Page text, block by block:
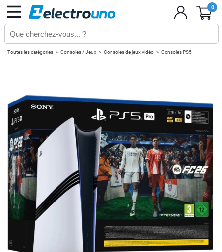
0
Toutes les catégories Consoles / Jeux Consoles de jeux vidéo Consoles PS5